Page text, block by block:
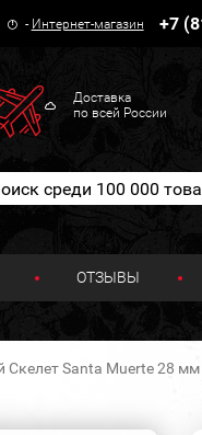
- Интернет-магазин +7
Доставка
по всей России
ОТЗЫВЫ
Скелет Santa Muerte 28 мм